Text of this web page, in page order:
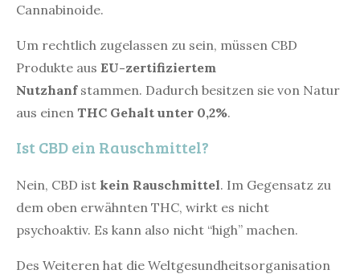
Cannabinoide.
Um rechtlich zugelassen zu sein, müssen CBD
Produkte aus EU-zertifiziertem
Nutzhanfstammen. Dadurch besitzen sie von Natur
aus einen THC Gehalt unter 0,2%.
Ist CBD ein Rauschmittel?
Nein, CBD ist kein Rauschmittel. Im Gegensatz zu
dem oben erwähnten THC, wirkt es nicht
psychoaktiv. Es kann also nicht “high” machen.
Des Weiteren hat die Weltgesundheitsorganisation